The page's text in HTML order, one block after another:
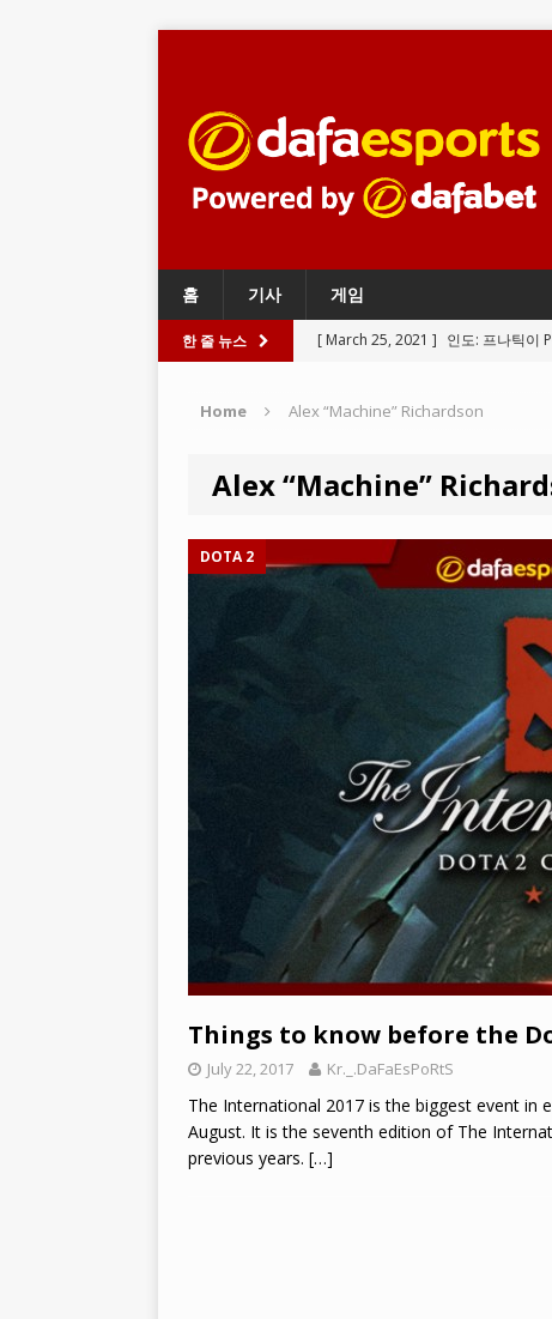
홈 기사 게임
한 줄 뉴스 [ March 25, 2021 ] 인도: 프나틱이
[ March 24, 2021 ] 와일드 리프트,
[ March 23, 2021 ]
리그 오브 레전
[ March 22, 2021 ] PUBG 모바일,
BATTLEGROUNDS
2021년 SEA
Home Alex “Machine” Richardson
Alex “Machine”
DOTA 2
Things to know before the
July 22, 2017 Kr._.DaFaEsPoRtS
The International 2017 is the biggest event in
August. It is the seventh edition of The
previous years. […]